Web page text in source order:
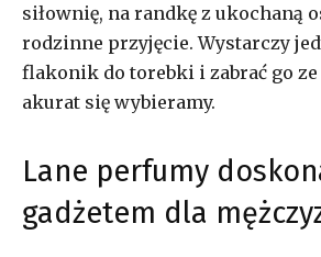
siłownię, na randkę z ukochaną
rodzinne przyjęcie. Wystarczy
flakonik do torebki i zabrać go ze
akurat się wybieramy.
Lane perfumy
gadżetem dla